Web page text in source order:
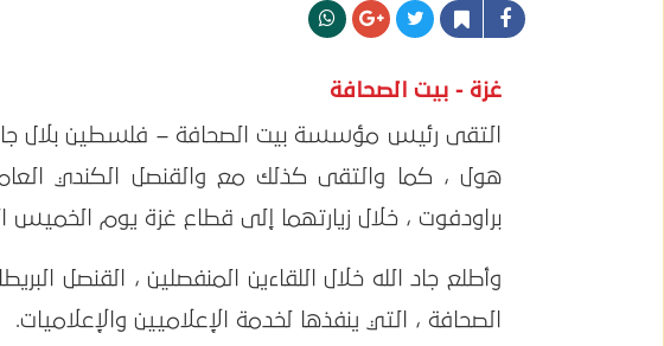
غزة - بيت الصحافة
التقى رئيس مؤسسة بيت الصحافة – فلسطين بلال جاد
هول ، كما والتقى كذلك مع والقنصل الكندي
براودفوت ، خلال زيارتهما إلى قطاع غزة يوم الخميس الموافق
وأطلع جاد الله خلال اللقاءين المنفصلين ، القنصل
الصحافة ، التي ينفذها لخدمة الإعلاميين والإعلاميات.